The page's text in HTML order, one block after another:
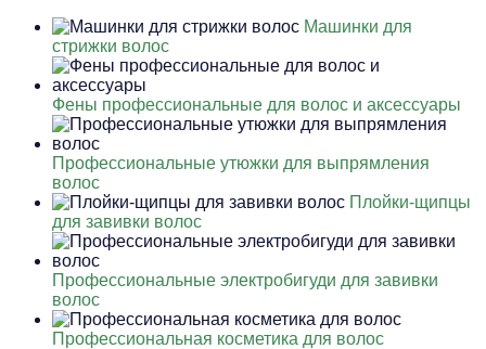
Машинки для
стрижки волос
Фены профессиональные для волос и аксессуары
Профессиональные утюжки для выпрямления
волос
Плойки-щипцы
для завивки волос
Профессиональные электробигуди для завивки
волос
Профессиональная косметика для волос